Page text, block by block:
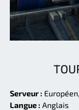
Serveur :
Langue : Anglais